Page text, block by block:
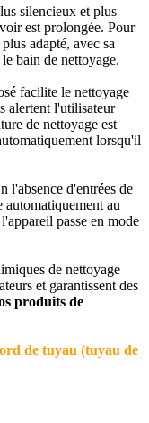
silencieux et plus
est prolongée. Pour
plus adapté, avec sa
bain de nettoyage.
facilite le nettoyage
alertent l'utilisateur
de nettoyage est
lorsqu'il
l'absence d'entrées de
automatiquement au
passe en mode
de nettoyage
et garantissent des
produits de
de tuyau (tuyau de